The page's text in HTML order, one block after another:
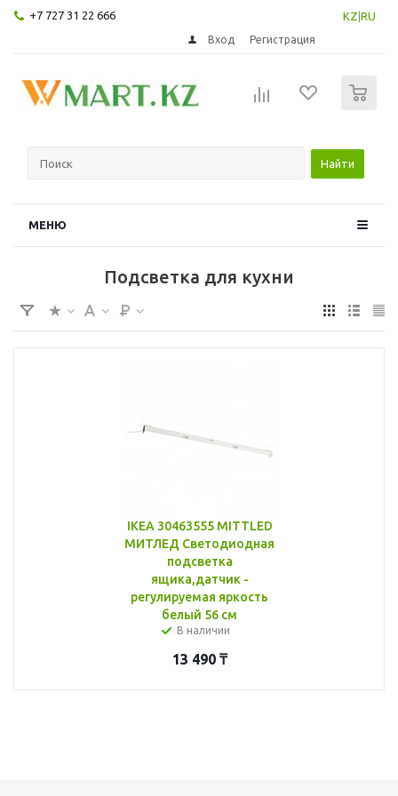
+7 727 31 22 666 KZ RU
Вход Регистрация
Найти
МЕНЮ
Подсветка для кухни
IKEA 30463555 MITTLED
МИТЛЕД Светодиодная
подсветка
ящика,датчик -
регулируемая яркость
белый 56 см
В наличии
13 490₸